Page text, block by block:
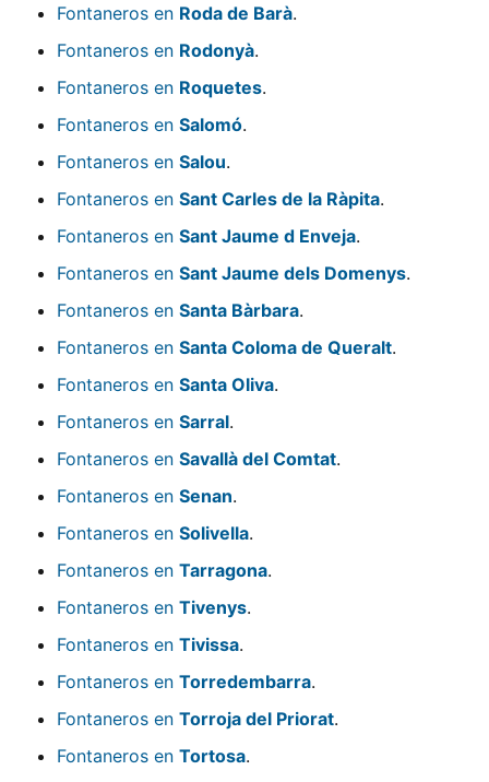
Fontaneros en Roda de Barà.
Fontaneros en Rodonyà.
Fontaneros en Roquetes.
Fontaneros en Salomó.
Fontaneros en Salou.
Fontaneros en Sant Carles de la Ràpita.
Fontaneros en Sant Jaume d Enveja.
Fontaneros en Sant Jaume dels Domenys.
Fontaneros en Santa Bàrbara.
Fontaneros en Santa Coloma de Queralt.
Fontaneros en Santa Oliva.
Fontaneros en Sarral.
Fontaneros en Savallà del Comtat.
Fontaneros en Senan.
Fontaneros en Solivella.
Fontaneros en Tarragona.
Fontaneros en Tivenys.
Fontaneros en Tivissa.
Fontaneros en Torredembarra.
Fontaneros en Torroja del Priorat.
Fontaneros en Tortosa.